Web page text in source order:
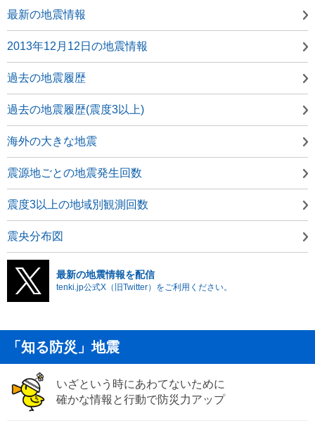
最新の地震情報
2013年12月12日の地震情報
過去の地震履歴
過去の地震履歴(震度3以上)
海外の大きな地震
震源地ごとの地震発生回数
震度3以上の地域別観測回数
震央分布図
最新の地震情報を配信
tenki.jp公式X（旧Twitter）をご利用ください。
「知る防災」地震
いざという時にあわてないために
確かな情報と行動で防災力アップ